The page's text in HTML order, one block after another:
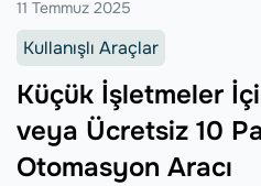
Küçük İşletmeler
veya Ücretsiz 10
Otomasyon Aracı
11 Temmuz 2025
Kullanışlı Araçlar